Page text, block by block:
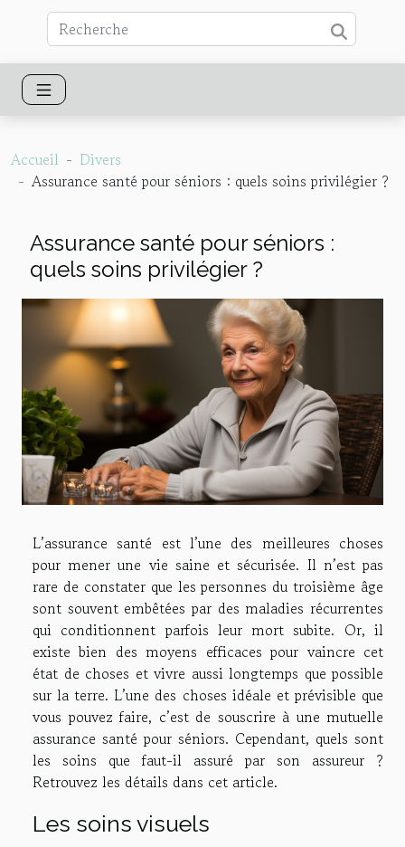
Accueil
Divers
Assurance santé pour séniors : quels soins privilégier ?
Assurance santé pour séniors :
quels soins privilégier ?
L’assurance santé est l’une des meilleures choses
pour mener une vie saine et sécurisée. Il n’est pas
rare de constater que les personnes du troisième âge
sont souvent embêtées par des maladies récurrentes
qui conditionnent parfois leur mort subite. Or, il
existe bien des moyens efficaces pour vaincre cet
état de choses et vivre aussi longtemps que possible
sur la terre. L’une des choses idéale et prévisible que
vous pouvez faire, c’est de souscrire à une mutuelle
assurance santé pour séniors. Cependant, quels sont
les soins que faut-il assuré par son assureur ?
Retrouvez les détails dans cet article.
Les soins visuels